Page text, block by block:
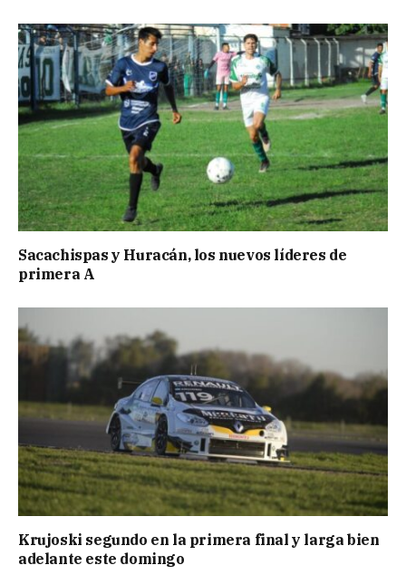
Sacachispas y Huracán, los nuevos líderes de
primera A
Krujoski segundo en la primera final y larga bien
adelante este domingo